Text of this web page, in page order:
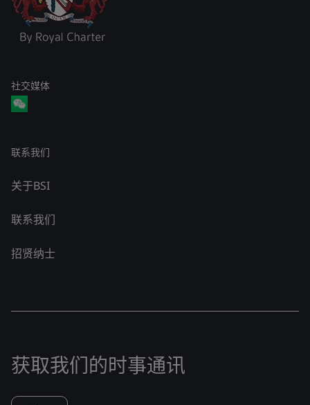
社交媒体
联系我们
关于BSI
联系我们
招贤纳士
获取我们的时事通讯